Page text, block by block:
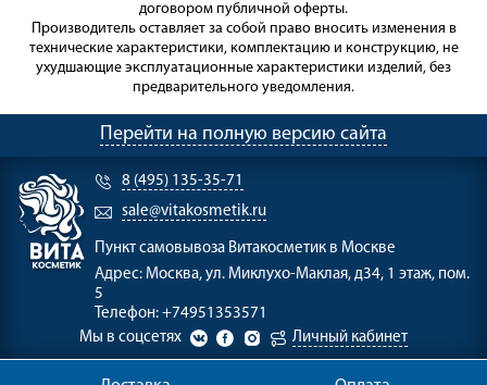
договором публичной оферты.
Производитель оставляет за собой право вносить изменения в
технические характеристики, комплектацию и конструкцию, не
ухудшающие эксплуатационные характеристики изделий, без
предварительного уведомления.
Перейти на полную версию сайта
8 (495) 135-35-71
sale@vitakosmetik.ru
Пункт самовывоза Витакосметик в Москве
Адрес: Москва, ул. Миклухо-Маклая, д34, 1 этаж, пом.
5
Телефон: +74951353571
Мы в соцсетях
Личный кабинет